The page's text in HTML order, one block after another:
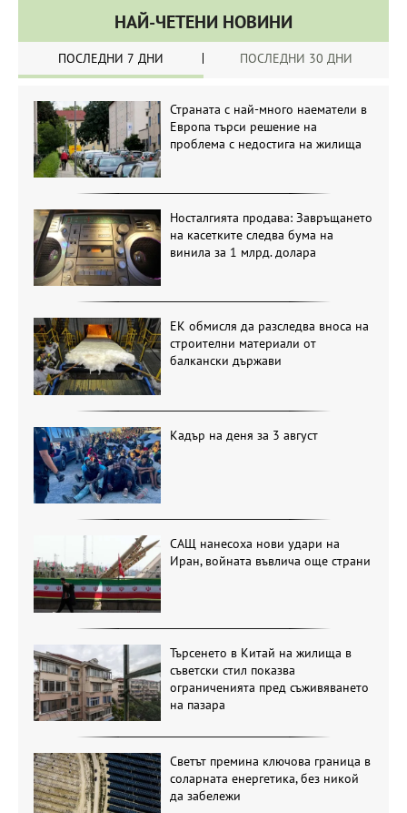
НАЙ-ЧЕТЕНИ НОВИНИ
ПОСЛЕДНИ 7 ДНИ ПОСЛЕДНИ 30 ДНИ
Страната с най-много наематели в
Европа търси решение на
проблема с недостига на жилища
Носталгията продава: Завръщането
на касетките следва бума на
винила за 1 млрд. долара
ЕК обмисля да разследва вноса на
строителни материали от
балкански държави
Кадър на деня за 3 август
САЩ нанесоха нови удари на
Иран, войната въвлича още страни
Търсенето в Китай на жилища в
съветски стил показва
ограниченията пред съживяването
на пазара
Светът премина ключова граница в
соларната енергетика, без никой
да забележи